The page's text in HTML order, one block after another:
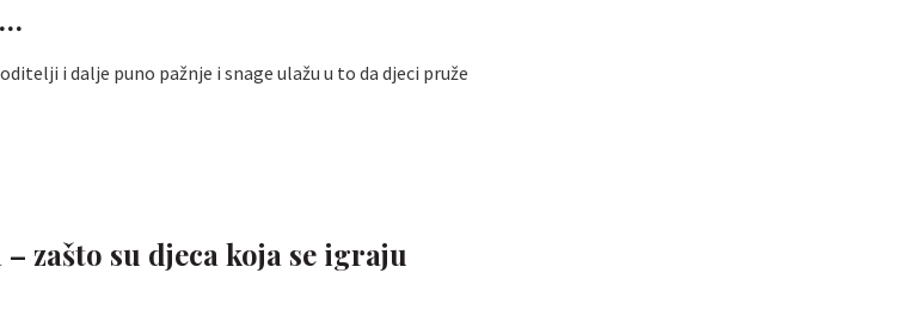
i dalje puno pažnje i snage ulažu u to da djeci pruže
zašto su djeca koja se igraju